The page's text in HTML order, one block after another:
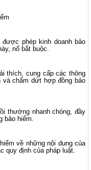
được phép kinh doanh bảo
nổ bắt buộc.
thích, cung cấp các thông
chấm dứt hợp đồng bảo
thường nhanh chóng, đầy
bảo hiểm.
về những nội dung của
quy định của pháp luật.